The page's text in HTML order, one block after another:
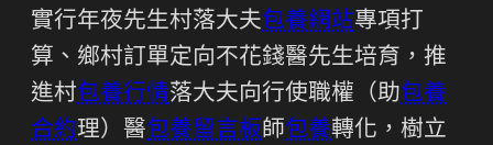
實行年夜先生村落大夫包養網站專項打
算、鄉村訂單定向不花錢醫先生培育，推
進村包養行情落大夫向行使職權（助包養
合約理）醫包養留言板師包養轉化，樹立